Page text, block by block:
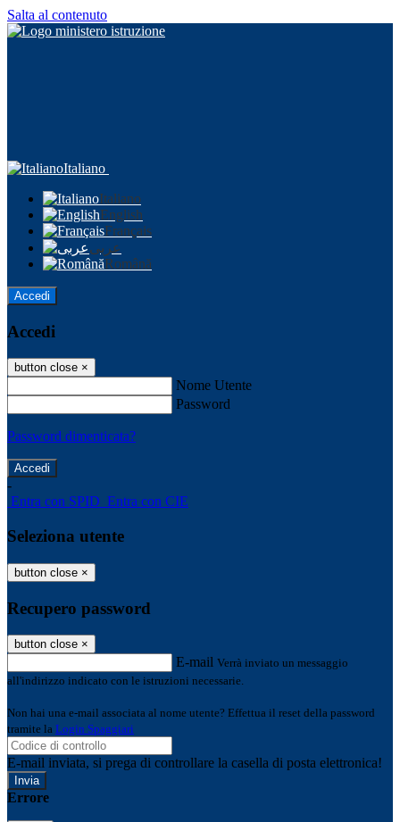
Salta al contenuto
Italiano
Italiano
English
Français
عربى
Română
Accedi
Accedi
button close ×
Nome Utente
Password
Password dimenticata?
-
Entra con SPID Entra con CIE
Seleziona utente
button close ×
Recupero password
button close ×
E-mail Verrà inviato un messaggio
all'indirizzo indicato con le istruzioni necessarie.
Non hai una e-mail associata al nome utente? Effettua il reset della password
tramite la Login Spaggiari
E-mail inviata, si prega di controllare la casella di posta elettronica!
Errore